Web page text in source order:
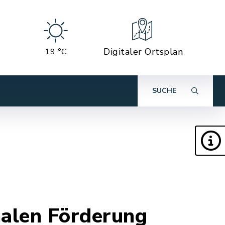
19 °C Digitaler Ortsplan
SUCHE
Förderung